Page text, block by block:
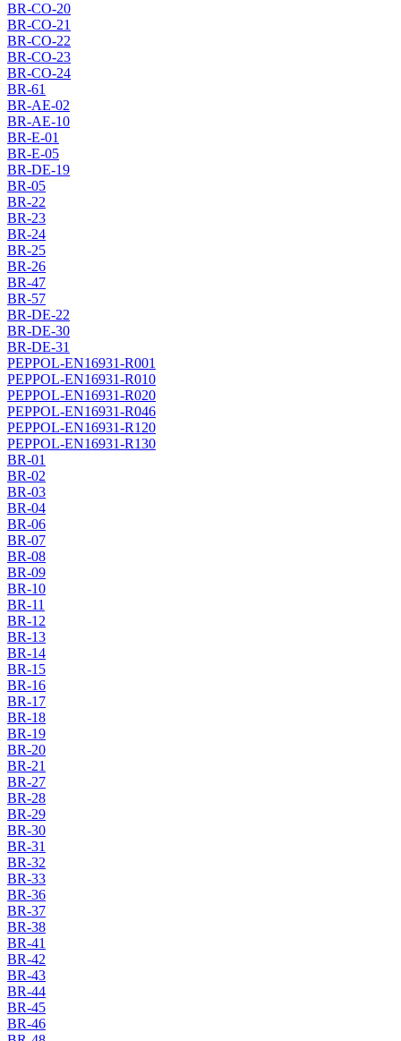
BR-CO-20
BR-CO-21
BR-CO-22
BR-CO-23
BR-CO-24
BR-61
BR-AE-02
BR-AE-10
BR-E-01
BR-E-05
BR-DE-19
BR-05
BR-22
BR-23
BR-24
BR-25
BR-26
BR-47
BR-57
BR-DE-22
BR-DE-30
BR-DE-31
PEPPOL-EN16931-R001
PEPPOL-EN16931-R010
PEPPOL-EN16931-R020
PEPPOL-EN16931-R046
PEPPOL-EN16931-R120
PEPPOL-EN16931-R130
BR-01
BR-02
BR-03
BR-04
BR-06
BR-07
BR-08
BR-09
BR-10
BR-11
BR-12
BR-13
BR-14
BR-15
BR-16
BR-17
BR-18
BR-19
BR-20
BR-21
BR-27
BR-28
BR-29
BR-30
BR-31
BR-32
BR-33
BR-36
BR-37
BR-38
BR-41
BR-42
BR-43
BR-44
BR-45
BR-46